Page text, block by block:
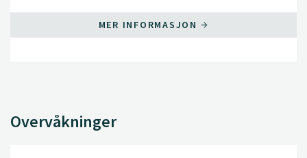
MER INFORMASJON
Overvåkninger